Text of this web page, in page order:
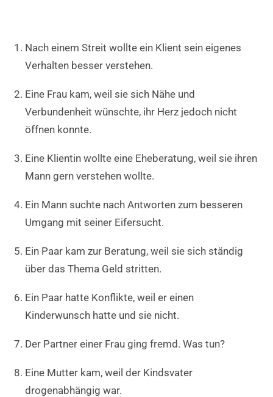
Nach einem Streit wollte ein Klient sein eigenes
Verhalten besser verstehen.
Eine Frau kam, weil sie sich Nähe und
Verbundenheit wünschte, ihr Herz jedoch nicht
öffnen konnte.
Eine Klientin wollte eine Eheberatung, weil sie ihren
Mann gern verstehen wollte.
Ein Mann suchte nach Antworten zum besseren
Umgang mit seiner Eifersucht.
Ein Paar kam zur Beratung, weil sie sich ständig
über das Thema Geld stritten.
Ein Paar hatte Konflikte, weil er einen
Kinderwunsch hatte und sie nicht.
Der Partner einer Frau ging fremd. Was tun?
Eine Mutter kam, weil der Kindsvater
drogenabhängig war.